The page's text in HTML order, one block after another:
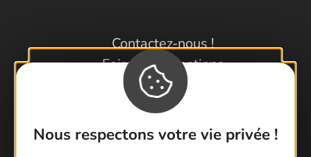
Nous respectons votre vie privée !
Contactez-nous !
Foire aux questions
Brochures
Cartoguides et Topoguides
Latitude Gard